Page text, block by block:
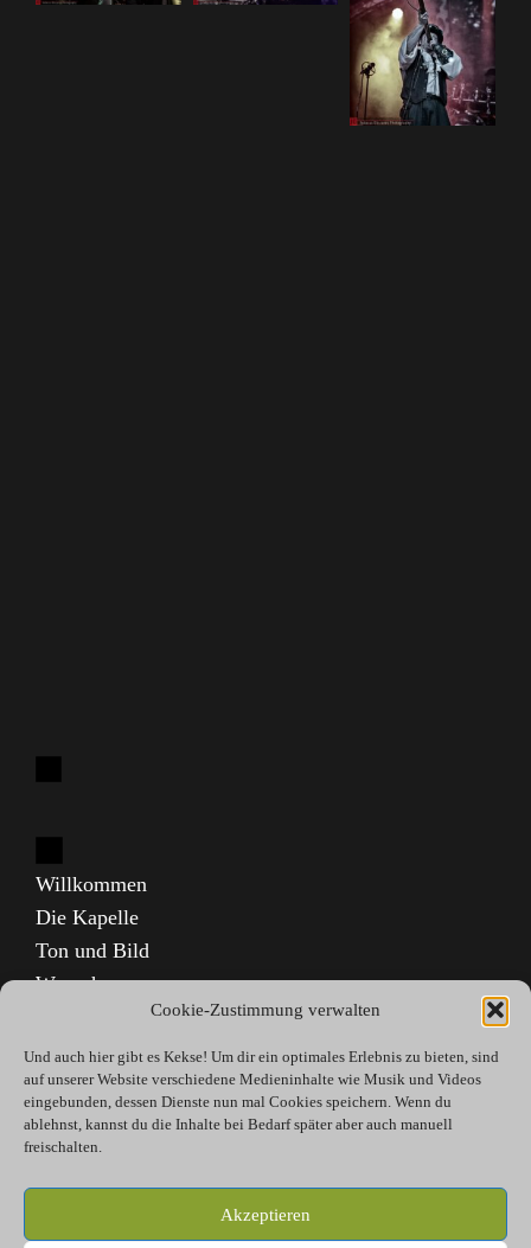
Cookie-Zustimmung verwalten
Und auch hier gibt es Kekse! Um dir ein optimales Erlebnis zu bieten, sind
auf unserer Website verschiedene Medieninhalte wie Musik und Videos
eingebunden, dessen Dienste nun mal Cookies speichern. Wenn du
ablehnst, kannst du die Inhalte bei Bedarf später aber auch manuell
freischalten.
Akzeptieren
Willkommen
Die Kapelle
Ton und Bild
Warenhaus
Electronic Press Kit – DE
Electronic Press Kit – EN
Impressum
Datenschutzerklärung
Cookie-Richtlinie (EU)